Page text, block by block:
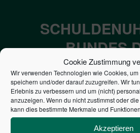
Cookie Zustimmung
Wir verwenden Technologien wie Cookies,
speichern und/oder darauf zuzugreifen. Wir
Erlebnis zu verbessern und um (nicht)
anzuzeigen. Wenn du nicht zustimmst oder
kann dies bestimmte Merkmale und
Akzeptieren
BUNDES
7,052
PRO SEKUNDE